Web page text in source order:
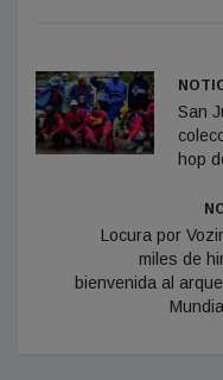
San
hop
Locura por
miles de
bienvenida al